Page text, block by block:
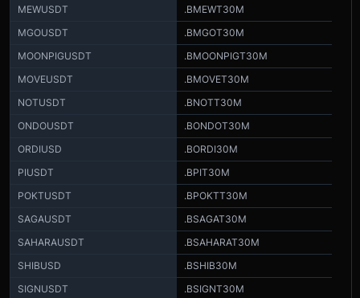
MEWUSDT
.BMEWT30M
MGOUSDT
.BMGOT30M
MOONPIGUSDT
.BMOONPIGT30M
MOVEUSDT
.BMOVET30M
NOTUSDT
.BNOTT30M
ONDOUSDT
.BONDOT30M
ORDIUSD
.BORDI30M
PIUSDT
.BPIT30M
POKTUSDT
.BPOKTT30M
SAGAUSDT
.BSAGAT30M
SAHARAUSDT
.BSAHARAT30M
SHIBUSD
.BSHIB30M
SIGNUSDT
.BSIGNT30M